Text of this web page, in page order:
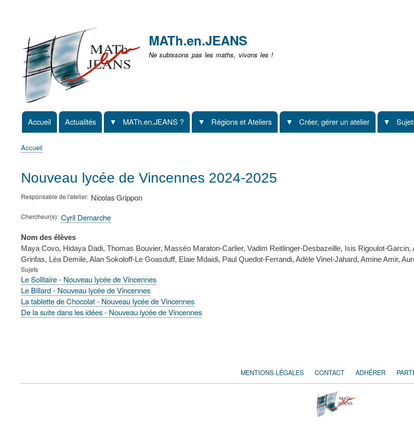
non
identifié
MATh.en.JEANS
Ne subissons pas les maths, vivons les !
Navigation
principale
Accueil Actualités MATh.en.JEANS ? Régions et Ateliers Créer, gérer un atelier
d'Ariane
Accueil
Nouveau lycée de Vincennes 2024-2025
Responsable de l'atelier Nicolas Grippon
Chercheur(s) Cyril Demarche
Nom des élèves
Maya Covo, Hidaya Dadi, Thomas Bouvier, Masséo Maraton-Carlier, Vadim Reitlinger-Desbazeille, Isis Rigoulot-
Grinfas, Léa Demile, Alan Sokoloff-Le Goasduff, Elaie Mdaidi, Paul Quedot-Ferrandi, Adèle Vinel-Jahard, Amine Amir,
Sujets
Le Solitaire - Nouveau lycée de Vincennes
Le Billard - Nouveau lycée de Vincennes
La tablette de Chocolat - Nouveau lycée de Vincennes
De la suite dans les idées - Nouveau lycée de Vincennes
FOOTER
MENTIONS LÉGALES CONTACT ADHÉRER